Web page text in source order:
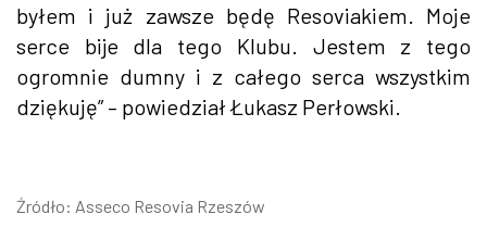
byłem i już zawsze będę Resoviakiem. Moje
serce bije dla tego Klubu. Jestem z tego
ogromnie dumny i z całego serca wszystkim
dziękuję” – powiedział Łukasz Perłowski.
Źródło: Asseco Resovia Rzeszów